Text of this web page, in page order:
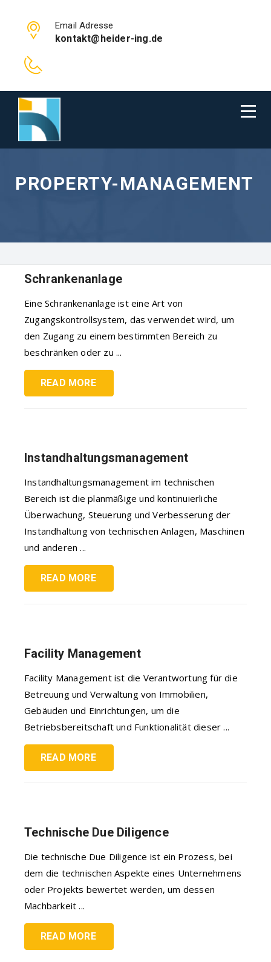
Email Adresse
kontakt@heider-ing.de
PROPERTY-MANAGEMENT
Schrankenanlage
Eine Schrankenanlage ist eine Art von
Zugangskontrollsystem, das verwendet wird, um
den Zugang zu einem bestimmten Bereich zu
beschränken oder zu ...
READ MORE
Instandhaltungsmanagement
Instandhaltungsmanagement im technischen
Bereich ist die planmäßige und kontinuierliche
Überwachung, Steuerung und Verbesserung der
Instandhaltung von technischen Anlagen, Maschinen
und anderen ...
READ MORE
Facility Management
Facility Management ist die Verantwortung für die
Betreuung und Verwaltung von Immobilien,
Gebäuden und Einrichtungen, um die
Betriebsbereitschaft und Funktionalität dieser ...
READ MORE
Technische Due Diligence
Die technische Due Diligence ist ein Prozess, bei
dem die technischen Aspekte eines Unternehmens
oder Projekts bewertet werden, um dessen
Machbarkeit ...
READ MORE